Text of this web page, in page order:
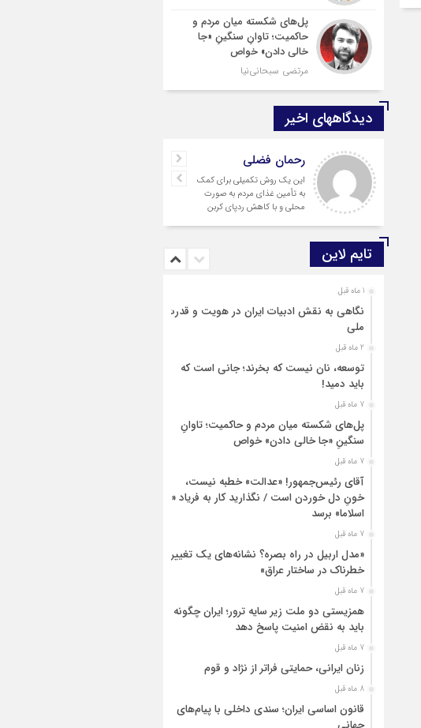
پل‌های شکسته میان مردم و
حاکمیت؛ تاوانِ سنگینِ «جا
خالی دادن» خواص
مرتضی سبحانی‌نیا
دیدگاههای اخیر
رحمان فضلی
این یک روش تکمیلی برای کمک
به تأمین غذای مردم به صورت
محلی و با کاهش ردپای کربن
تایم لاین
1 ماه قبل
نگاهی به نقش ادبیات ایران در هویت و قدرت
ملی
2 ماه قبل
توسعه، نان نیست که بخرند؛ جانی است که
باید دمید!
7 ماه قبل
پل‌های شکسته میان مردم و حاکمیت؛ تاوانِ
سنگینِ «جا خالی دادن» خواص
7 ماه قبل
آقای رئیس‌جمهور! «عدالت» خطبه نیست،
خونِ دل خوردن است / نگذارید کار به فریاد «وا
اسلاما» برسد
7 ماه قبل
«مدل اربیل در راه بصره؟ نشانه‌های یک تغییر
خطرناک در ساختار عراق»
7 ماه قبل
همزیستی دو ملت زیر سایه ترور؛ ایران چگونه
باید به نقض امنیت پاسخ دهد
7 ماه قبل
زنان ایرانی، حمایتی فراتر از نژاد و قوم
8 ماه قبل
قانون اساسی ایران؛ سندی داخلی با پیام‌های